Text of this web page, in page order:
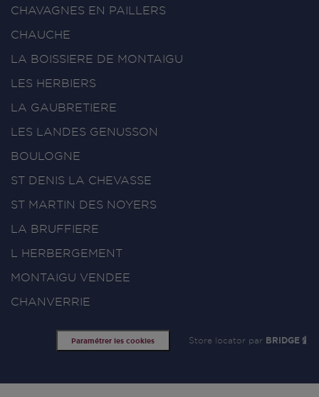
CHAVAGNES EN PAILLERS
CHAUCHE
LA BOISSIERE DE MONTAIGU
LES HERBIERS
LA GAUBRETIERE
LES LANDES GENUSSON
BOULOGNE
ST DENIS LA CHEVASSE
ST MARTIN DES NOYERS
LA BRUFFIERE
L HERBERGEMENT
MONTAIGU VENDEE
CHANVERRIE
Paramétrer les cookies Store locator par BRIDGE